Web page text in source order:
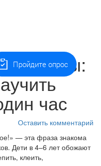
классы:
час
Оставить комментарий
— эта фраза знакома
Дети в 4–6 лет обожают
клеить,
Пройдите опрос